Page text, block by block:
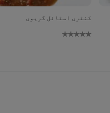
No
کنٹری اسٹائل گریوی